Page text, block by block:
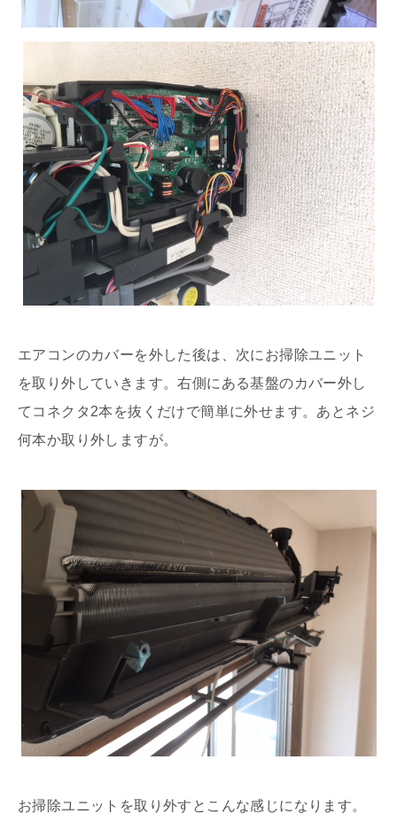
エアコンのカバーを外した後は、次にお掃除ユニット
を取り外していきます。右側にある基盤のカバー外し
てコネクタ2本を抜くだけで簡単に外せます。あとネジ
何本か取り外しますが。
お掃除ユニットを取り外すとこんな感じになります。